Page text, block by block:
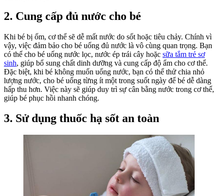
2. Cung cấp đủ nước cho bé
Khi bé bị ốm, cơ thể sẽ dễ mất nước do sốt hoặc tiêu chảy. Chính vì
vậy, việc đảm bảo cho bé uống đủ nước là vô cùng quan trọng. Bạn
có thể cho bé uống nước lọc, nước ép trái cây hoặc sữa tắm trẻ sơ
sinh, giúp bổ sung chất dinh dưỡng và cung cấp độ ẩm cho cơ thể.
Đặc biệt, khi bé không muốn uống nước, bạn có thể thử chia nhỏ
lượng nước, cho bé uống từng ít một trong suốt ngày để bé dễ dàng
hấp thu hơn. Việc này sẽ giúp duy trì sự cân bằng nước trong cơ thể,
giúp bé phục hồi nhanh chóng.
3. Sử dụng thuốc hạ sốt an toàn